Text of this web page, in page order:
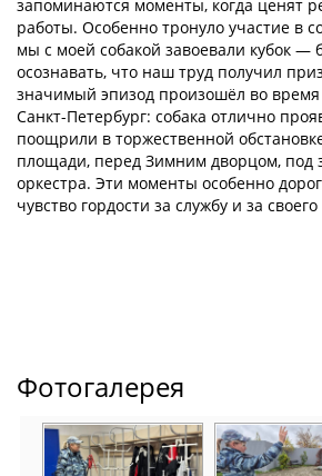
запоминаются моменты, когда ценят
работы. Особенно тронуло участие в
мы с моей собакой завоевали кубок —
осознавать, что наш труд получил
значимый эпизод произошёл во
Санкт-Петербург: собака отлично
поощрили в торжественной
площади, перед Зимним дворцом, под
оркестра. Эти моменты особенно
чувство гордости за службу и за
Фотогалерея